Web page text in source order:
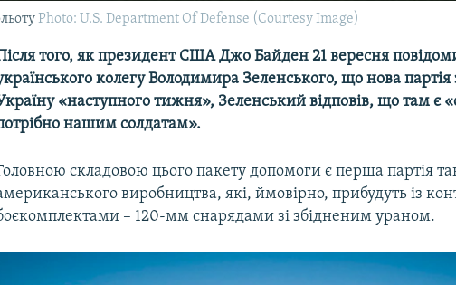
Photo: U.S. Department Of Defense (Courtesy Image)
того, як президент США Джо Байден 21 вересня
колегу Володимира Зеленського, що нова партія
«наступного тижня», Зеленський відповів, що там є
нашим солдатам».
складовою цього пакету допомоги є перша партія
виробництва, які, ймовірно, прибудуть із
– 120-мм снарядами зі збідненим ураном.